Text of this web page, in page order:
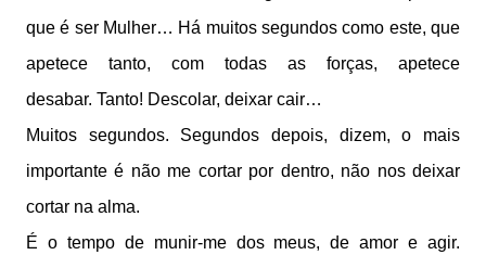
que é ser Mulher… Há muitos segundos como este, que
apetece tanto, com todas as forças, apetece
desabar. Tanto! Descolar, deixar cair…
Muitos segundos. Segundos depois, dizem, o mais
importante é não me cortar por dentro, não nos deixar
cortar na alma.
É o tempo de munir-me dos meus, de amor e agir.